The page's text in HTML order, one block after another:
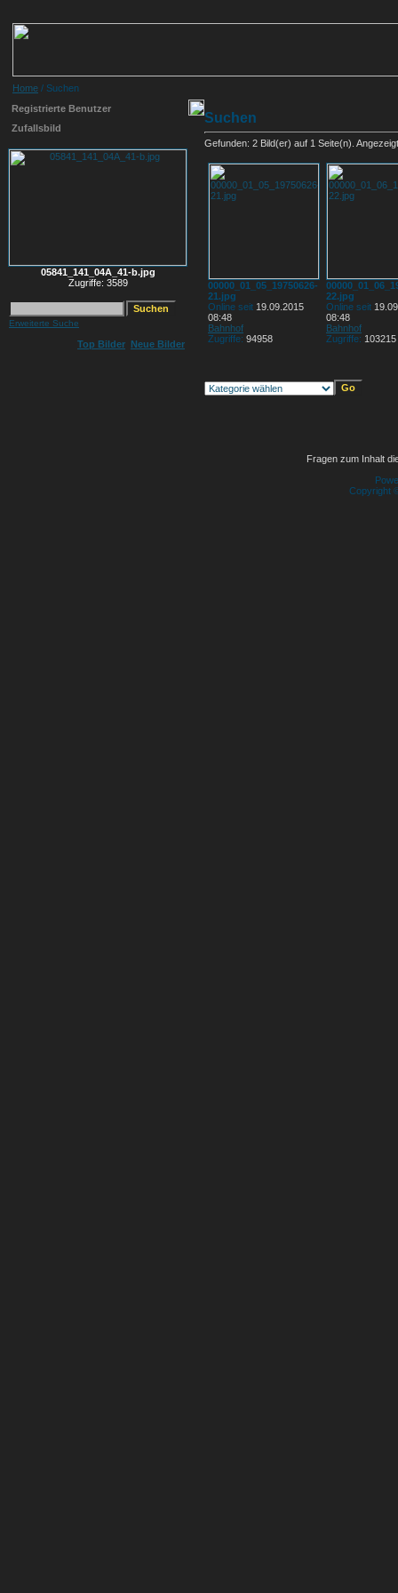
Home / Suchen
Registrierte Benutzer
Zufallsbild
05841_141_04A_41-b.jpg
Zugriffe: 3589
Erweiterte Suche
Top Bilder Neue Bilder
Suchen
Gefunden: 2 Bild(er) auf 1 Seite(n).
00000_01_05_19750626-
21.jpg
Online seit 19.09.2015
08:48
Bahnhof
Zugriffe: 94958
22.jpg
Online seit
08:48
Bahnhof
Zugriffe: 103215
Fragen zum Inhalt
Copyright